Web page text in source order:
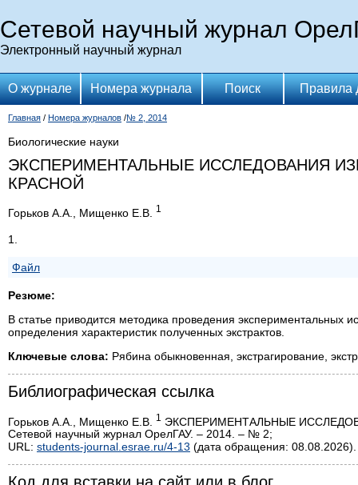
Сетевой научный журнал
Электронный научный журнал
О журнале Номера журнала Поиск Правила
Главная / Номера журналов /№ 2, 2014
Биологические науки
ЭКСПЕРИМЕНТАЛЬНЫЕ ИССЛЕДОВАНИЯ
КРАСНОЙ
Горьков А.А., Мищенко Е.В. 1
1.
Файл
Резюме:
В статье приводится методика проведения экспериментальных
определения характеристик полученных экстрактов.
Ключевые слова: Рябина обыкновенная, экстрагирование,
Библиографическая ссылка
Горьков А.А., Мищенко Е.В. 1
ЭКСПЕРИМЕНТАЛЬНЫЕ
Сетевой научный журнал ОрелГАУ. – 2014. – № 2;
URL: students-journal.esrae.ru/4-13 (дата обращения: 08.08.2026).